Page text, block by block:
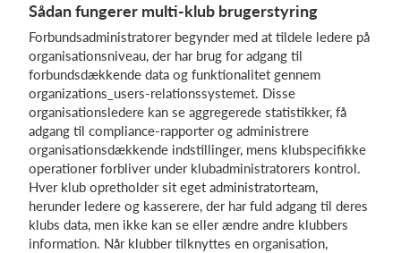
Sådan fungerer multi-klub brugerstyring
Forbundsadministratorer begynder med at tildele ledere på
organisationsniveau, der har brug for adgang til
forbundsdækkende data og funktionalitet gennem
organizations_users-relationssystemet. Disse
organisationsledere kan se aggregerede statistikker, få
adgang til compliance-rapporter og administrere
organisationsdækkende indstillinger, mens klubspecifikke
operationer forbliver under klubadministratorers kontrol.
Hver klub opretholder sit eget administratorteam,
herunder ledere og kasserere, der har fuld adgang til deres
klubs data, men ikke kan se eller ændre andre klubbers
information. Når klubber tilknyttes en organisation,